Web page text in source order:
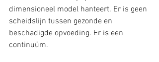
dimensioneel model hanteert. Er is geen
scheidslijn tussen gezonde en
beschadigde opvoeding. Er is een
continuüm.